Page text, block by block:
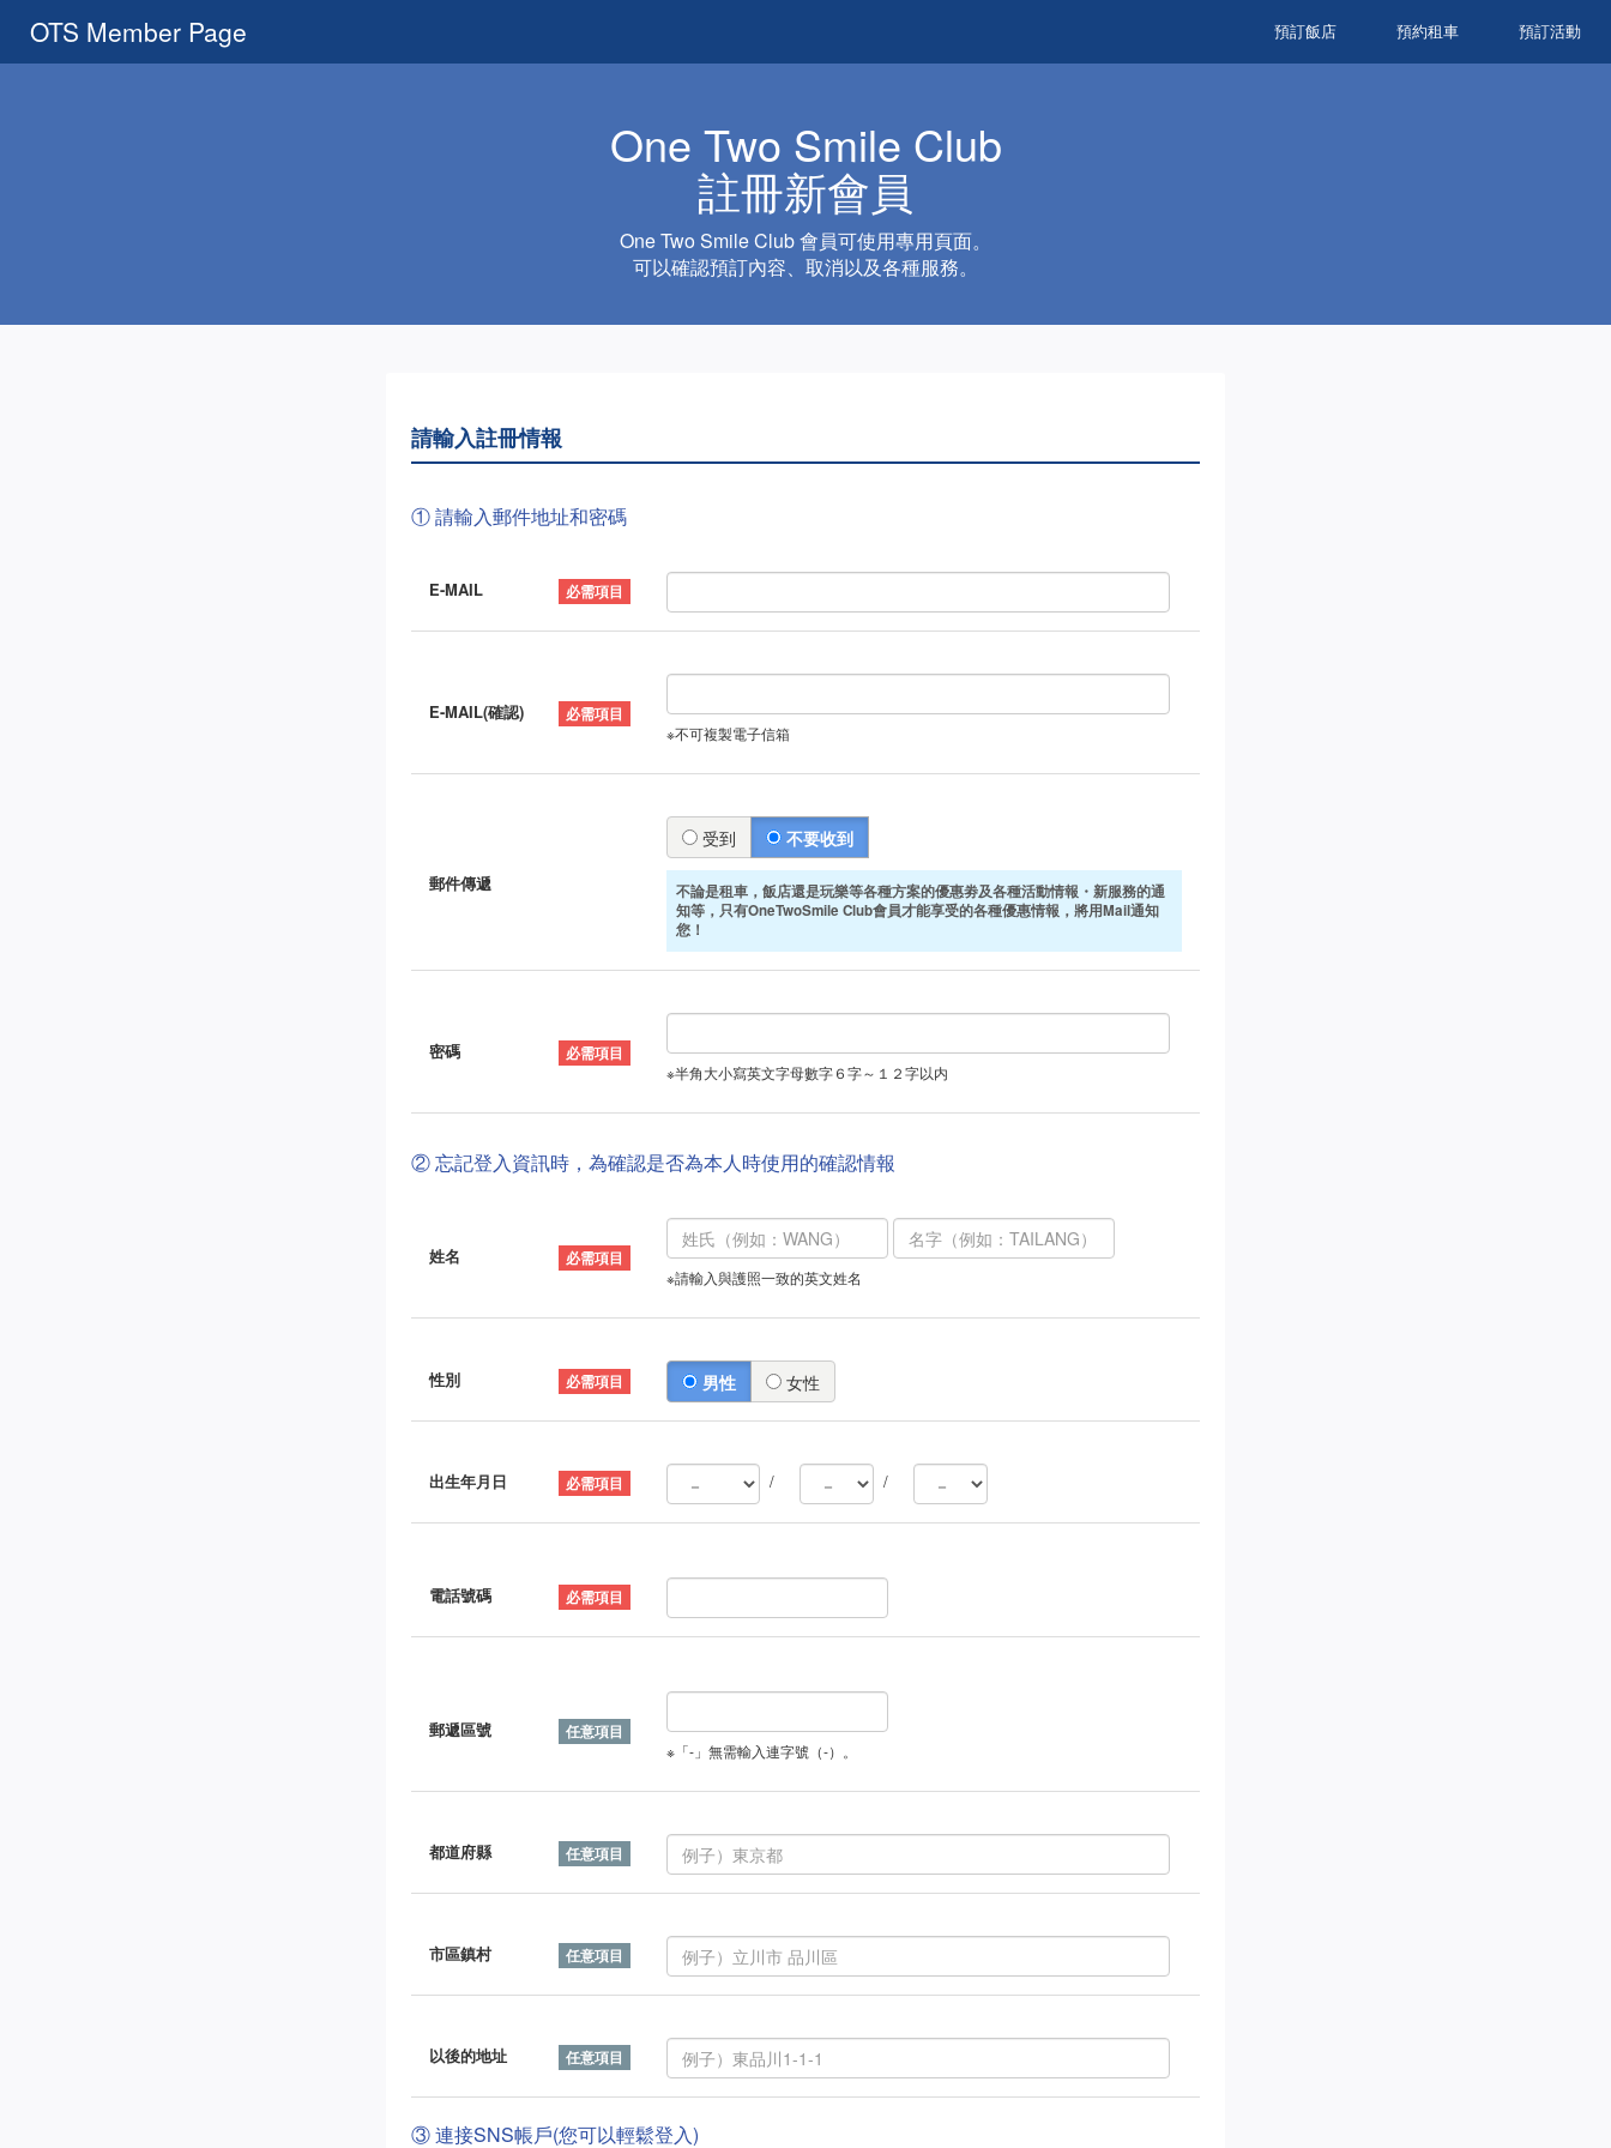
OTS Member Page 預訂活動
預約租車
預訂飯店
One Two Smile Club
註冊新會員
One Two Smile Club 會員可使用專用頁面。
可以確認預訂內容、取消以及各種服務。
請輸入註冊情報
① 請輸入郵件地址和密碼
E-MAIL
E-MAIL(確認)
※不可複製電子信箱
郵件傳遞
受到 不要收到
不論是租車，飯店還是玩樂等各種方案的優惠劵及各種活動情報・新服務的通
知等，只有OneTwoSmile Club會員才能享受的各種優惠情報，將用Mail通知
您！
密碼
※半角大小寫英文字母數字６字～１２字以内
② 忘記登入資訊時，為確認是否為本人時使用的確認情報
姓名
※請輸入與護照一致的英文姓名
性別 男性 女性
出生年月日 / /
電話號碼
郵遞區號
※「-」無需輸入連字號（-）。
都道府縣
市區鎮村
以後的地址
③ 連接SNS帳戶(您可以輕鬆登入)